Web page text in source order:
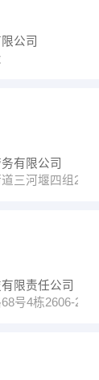
公司
有限公司
三河堰四组24号
限责任公司
号4栋2606-2608